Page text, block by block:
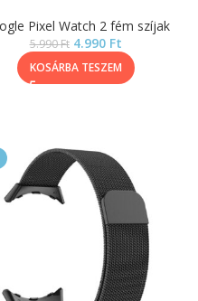
Pixel Watch 2 fém szíjak
5.990Ft 4.990 Ft
KOSÁRBA TESZEM